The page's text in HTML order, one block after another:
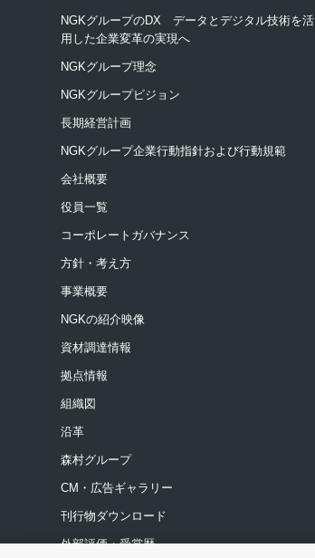
NGKグループのDX データとデジタル技術を活
用した企業変革の実現へ
NGKグループ理念
NGKグループビジョン
長期経営計画
NGKグループ企業行動指針および行動規範
会社概要
役員一覧
コーポレートガバナンス
方針・考え方
事業概要
NGKの紹介映像
資材調達情報
拠点情報
組織図
沿革
森村グループ
CM・広告ギャラリー
刊行物ダウンロード
外部評価・受賞歴